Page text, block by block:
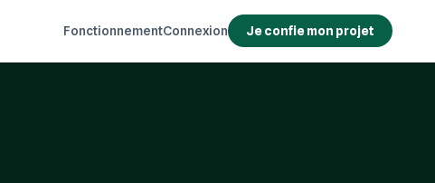
FonctionnementConnexion Je confie mon projet